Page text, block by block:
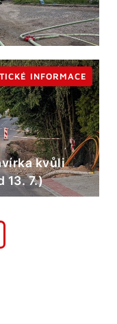
kvůli
13. 7.)
INFORMACE